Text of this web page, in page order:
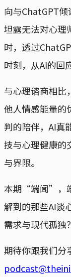
向与ChatGPT
坦露无法对心理
时，透过
时刻，从AI的回
与心理谘商相比
他人情感能量的
判的陪伴，AI真
技与心理健康的
与界限。
本期“端闻”，
解到的那些AI谈
需求与现代孤独？
期待你跟我们分